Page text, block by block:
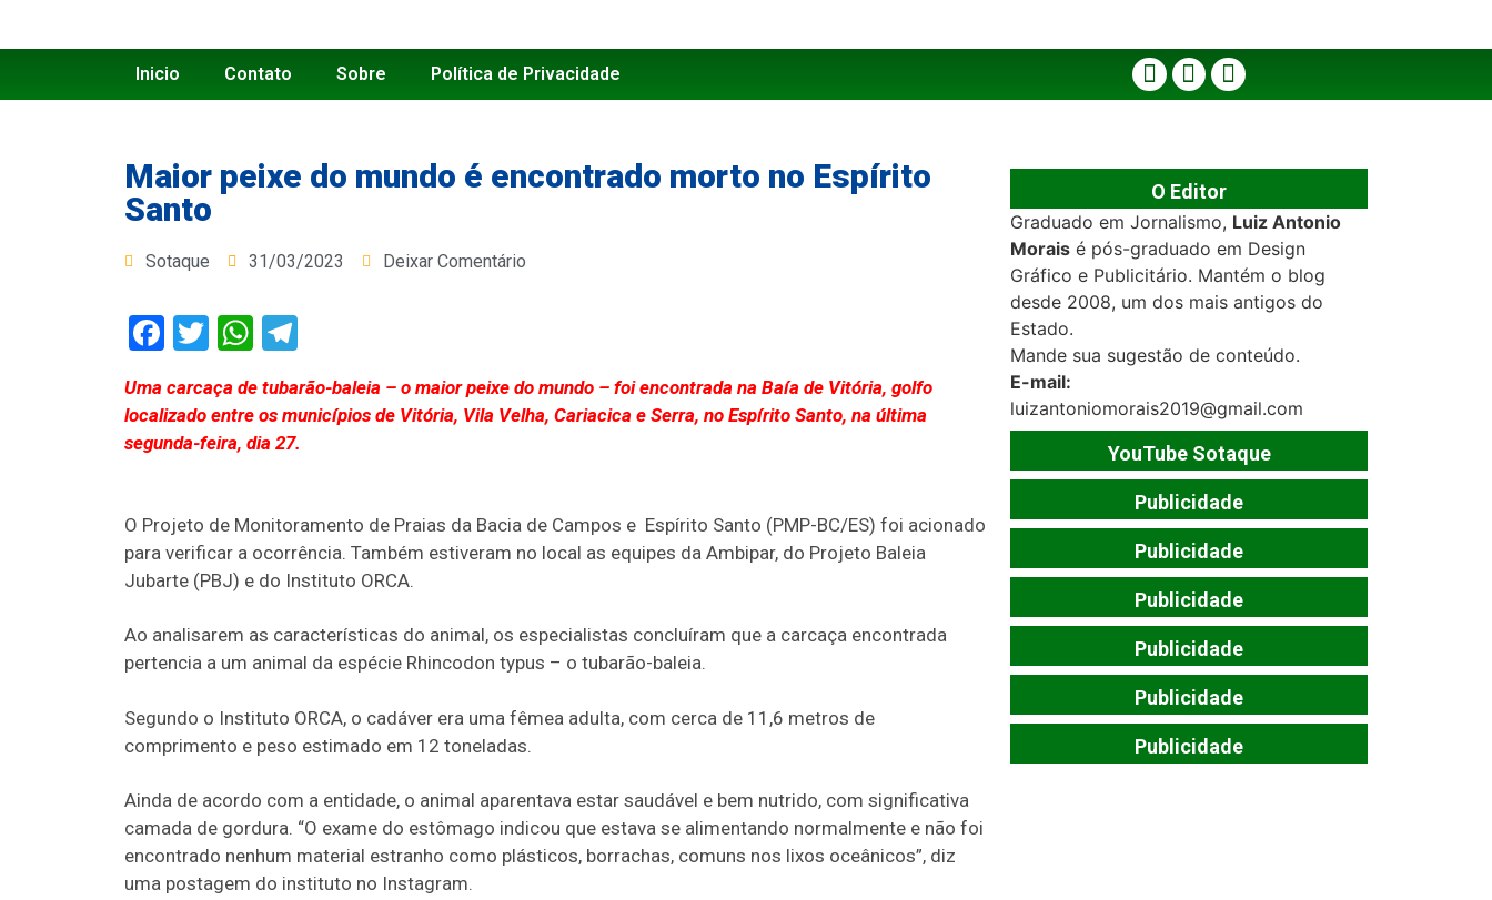
Inicio Contato Sobre Política de Privacidade
Maior peixe do mundo é encontrado morto no Espírito
Santo
Sotaque 31/03/2023 Deixar Comentário
Facebook
TwitterWhatsApp
Uma carcaça de tubarão-baleia – o maior peixe do mundo – foi encontrada na Baía de Vitória, golfo
localizado entre os municípios de Vitória, Vila Velha, Cariacica e Serra, no Espírito Santo, na última
segunda-feira, dia 27.
O Projeto de Monitoramento de Praias da Bacia de Campos e Espírito Santo (PMP-BC/ES) foi acionado
para verificar a ocorrência. Também estiveram no local as equipes da Ambipar, do Projeto Baleia
Jubarte (PBJ) e do Instituto ORCA.
Ao analisarem as características do animal, os especialistas concluíram que a carcaça encontrada
pertencia a um animal da espécie Rhincodon typus – o tubarão-baleia.
Segundo o Instituto ORCA, o cadáver era uma fêmea adulta, com cerca de 11,6 metros de
comprimento e peso estimado em 12 toneladas.
Ainda de acordo com a entidade, o animal aparentava estar saudável e bem nutrido, com significativa
camada de gordura. “O exame do estômago indicou que estava se alimentando normalmente e não foi
encontrado nenhum material estranho como plásticos, borrachas, comuns nos lixos oceânicos”, diz
uma postagem do instituto no Instagram.
O Editor
Graduado em Jornalismo, Luiz Antonio
Morais é pós-graduado em Design
Gráfico e Publicitário. Mantém o blog
desde 2008, um dos mais antigos do
Estado.
Mande sua sugestão de conteúdo.
E-mail:
luizantoniomorais2019@gmail.com
YouTube Sotaque
Publicidade
Publicidade
Publicidade
Publicidade
Publicidade
Publicidade